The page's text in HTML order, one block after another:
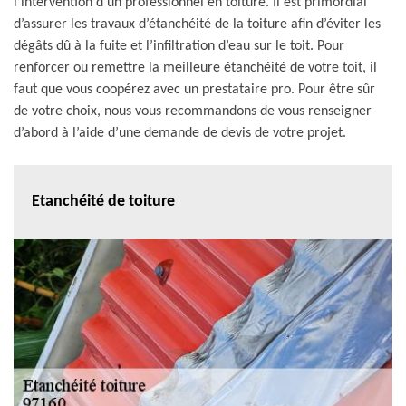
d’assurer les travaux d’étanchéité de la toiture afin d’éviter les
dégâts dû à la fuite et l’infiltration d’eau sur le toit. Pour
renforcer ou remettre la meilleure étanchéité de votre toit, il
faut que vous coopérez avec un prestataire pro. Pour être sûr
de votre choix, nous vous recommandons de vous renseigner
d’abord à l’aide d’une demande de devis de votre projet.
Etanchéité de toiture